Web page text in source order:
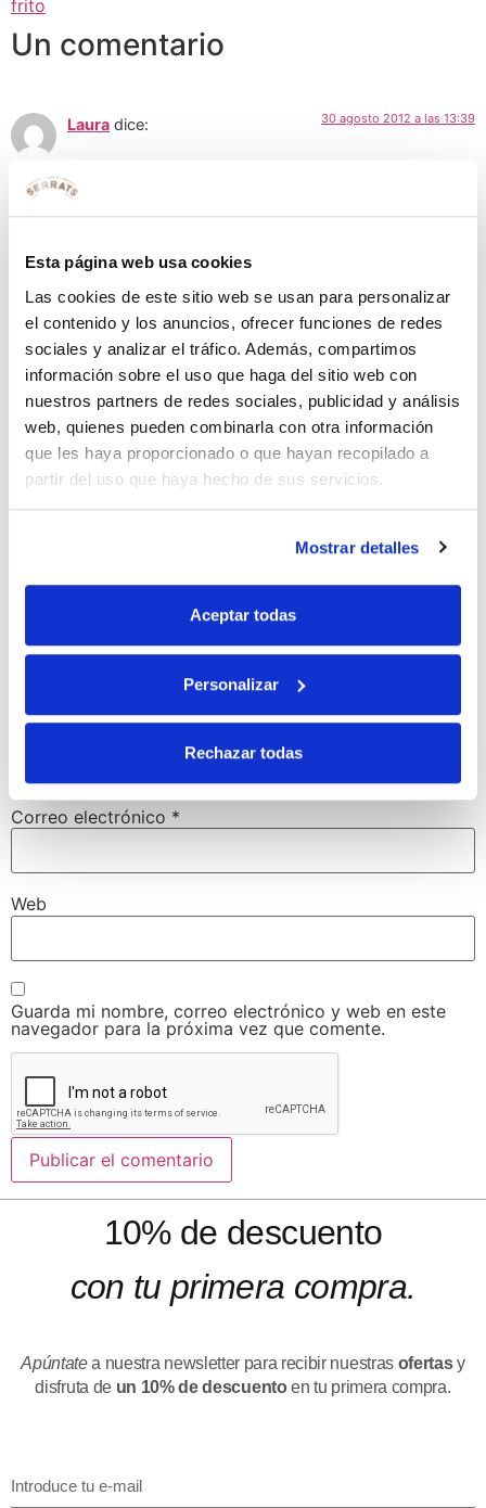
Esta página web usa cookies
Las cookies de este sitio web se usan para personalizar
el contenido y los anuncios, ofrecer funciones de redes
sociales y analizar el tráfico. Además, compartimos
información sobre el uso que haga del sitio web con
nuestros partners de redes sociales, publicidad y análisis
web, quienes pueden combinarla con otra información
que les haya proporcionado o que hayan recopilado a
partir del uso que haya hecho de sus servicios.
Mostrar detalles
Aceptar todas
Personalizar
Rechazar todas
frito
Un comentario
Laura dice: 30 agosto 2012 a las 13:39
MmmMmm tienen muy buen aspecto. Yo los solía hacer con
Responder
Deja una respuesta
Tu dirección de correo electrónico no será publicada.
Los campos obligatorios están marcados con*
Comentario*
Nombre*
Correo electrónico *
Web
Guarda mi nombre, correo electrónico y web en este
navegador para la próxima vez que comente.
10% de descuento
con tu primera compra.
Apúntatea nuestra newsletter para recibir nuestras ofertasy
disfruta de un 10% de descuentoen tu primera compra.